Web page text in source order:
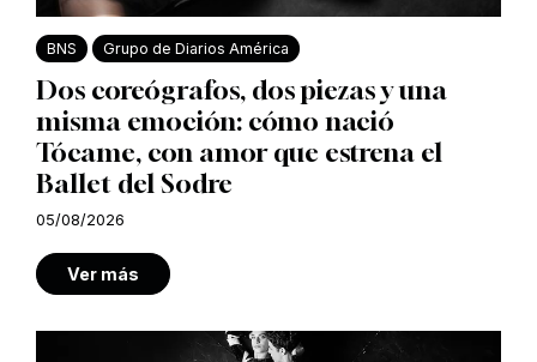
BNS Grupo de Diarios América
Dos coreógrafos, dos piezas y una
misma emoción: cómo nació
Tócame, con amor que estrena el
Ballet del Sodre
05/08/2026
Ver más